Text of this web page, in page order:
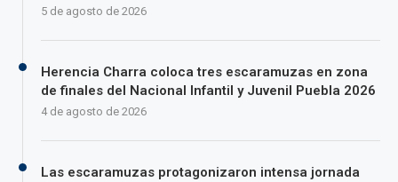
5 de agosto de 2026
Herencia Charra coloca tres escaramuzas en zona
de finales del Nacional Infantil y Juvenil Puebla 2026
4 de agosto de 2026
Las escaramuzas protagonizaron intensa jornada